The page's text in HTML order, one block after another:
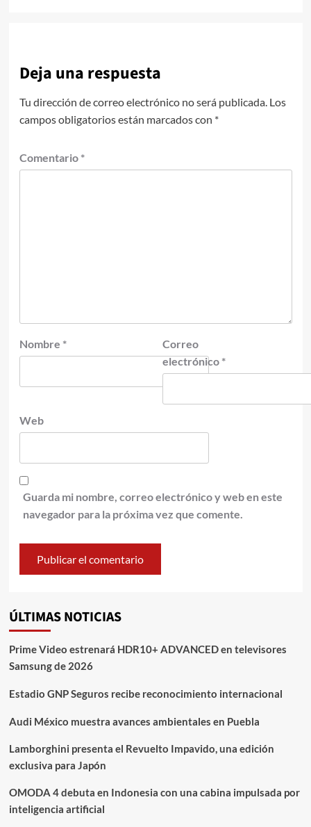
Deja una respuesta
Tu dirección de correo electrónico no será publicada. Los
campos obligatorios están marcados con *
Comentario *
Nombre *
Correo
electrónico *
Web
Guarda mi nombre, correo electrónico y web en este
navegador para la próxima vez que comente.
ÚLTIMAS NOTICIAS
Prime Video estrenará HDR10+ ADVANCED en televisores
Samsung de 2026
Estadio GNP Seguros recibe reconocimiento internacional
Audi México muestra avances ambientales en Puebla
Lamborghini presenta el Revuelto Impavido, una edición
exclusiva para Japón
OMODA 4 debuta en Indonesia con una cabina impulsada por
inteligencia artificial